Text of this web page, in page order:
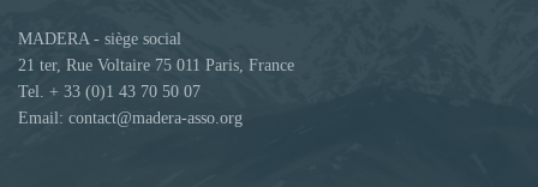
MADERA - siège social
21 ter, Rue Voltaire 75 011 Paris, France
Tel. + 33 (0)1 43 70 50 07
Email: contact@madera-asso.org